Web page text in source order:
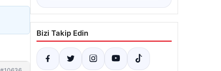
Bizi Takip Edin